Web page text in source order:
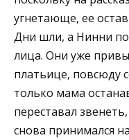
угнетающе, ее
Дни шли, а Нинни
лица. Они уже
платьице, повсюду
только мама
переставал
снова принимался